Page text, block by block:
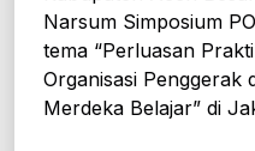
Narsum Simposium
tema “Perluasan
Organisasi Penggerak
Merdeka Belajar” di